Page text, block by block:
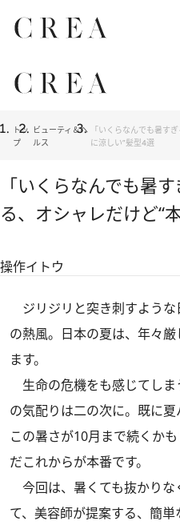
トッ
プ
ビューティ＆ヘ
ルス
「いくらなんでも暑す
に涼しい”髪型4選
「いくらなんでも暑
る、オシャレだけど“
操作イトウ
ジリジリと突き刺すよう
の熱風。日本の夏は、年々
ます。
生命の危機をも感じてし
の気配りは二の次に。既に夏
この暑さが10月まで続くか
だこれからが本番です。
今回は、暑くても抜かりな
て、美容師が提案する、簡